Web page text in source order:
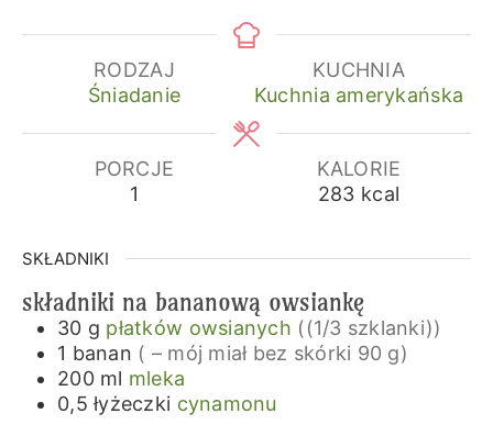
RODZAJ
Śniadanie
KUCHNIA
Kuchnia amerykańska
PORCJE
1
KALORIE
283 kcal
SKŁADNIKI
składniki na bananową owsiankę
30 g płatków owsianych ((1/3 szklanki))
1 banan ( – mój miał bez skórki 90 g)
200 ml mleka
0,5 łyżeczki cynamonu